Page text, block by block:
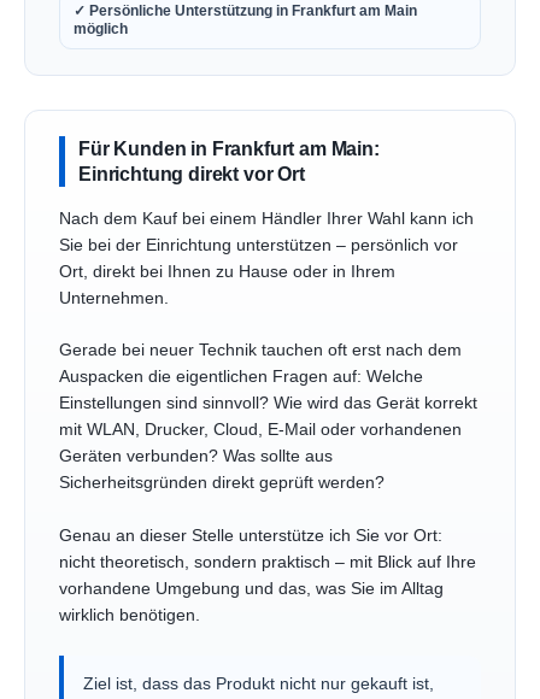
✓ Persönliche Unterstützung in Frankfurt am Main
möglich
Für Kunden in Frankfurt am Main:
Einrichtung direkt vor Ort
Nach dem Kauf bei einem Händler Ihrer Wahl kann ich
Sie bei der Einrichtung unterstützen – persönlich vor
Ort, direkt bei Ihnen zu Hause oder in Ihrem
Unternehmen.
Gerade bei neuer Technik tauchen oft erst nach dem
Auspacken die eigentlichen Fragen auf: Welche
Einstellungen sind sinnvoll? Wie wird das Gerät korrekt
mit WLAN, Drucker, Cloud, E-Mail oder vorhandenen
Geräten verbunden? Was sollte aus
Sicherheitsgründen direkt geprüft werden?
Genau an dieser Stelle unterstütze ich Sie vor Ort:
nicht theoretisch, sondern praktisch – mit Blick auf Ihre
vorhandene Umgebung und das, was Sie im Alltag
wirklich benötigen.
Ziel ist, dass das Produkt nicht nur gekauft ist,